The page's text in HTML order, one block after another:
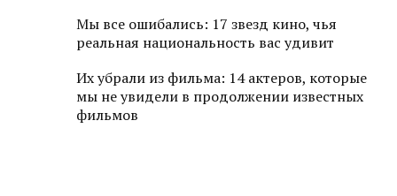
Мы все ошибались: 17 звезд кино, чья
реальная национальность вас удивит
Их убрали из фильма: 14 актеров, которые
мы не увидели в продолжении известных
фильмов